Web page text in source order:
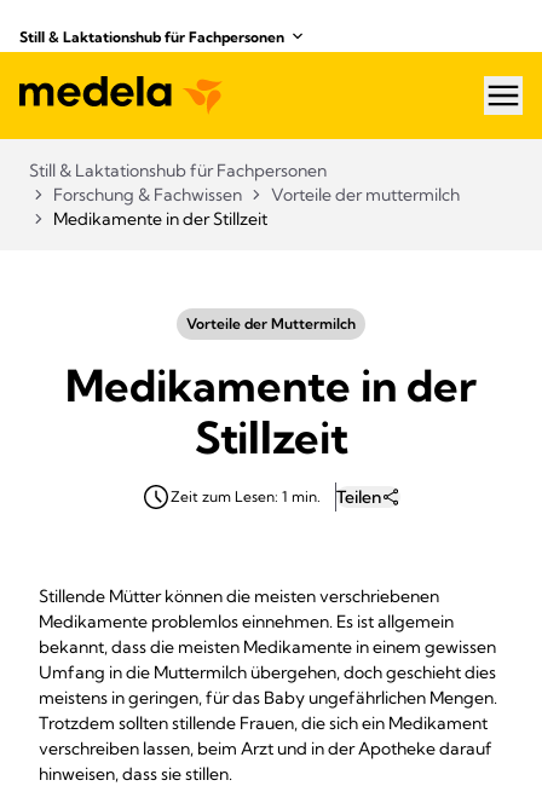
Still & Laktationshub für Fachpersonen
Still & Laktationshub für Fachpersonen
Forschung & Fachwissen
Vorteile der muttermilch
Medikamente in der Stillzeit
Vorteile der Muttermilch
Medikamente in der
Stillzeit
Zeit zum Lesen: 1 min. Teilen
Stillende Mütter können die meisten verschriebenen
Medikamente problemlos einnehmen. Es ist allgemein
bekannt, dass die meisten Medikamente in einem gewissen
Umfang in die Muttermilch übergehen, doch geschieht dies
meistens in geringen, für das Baby ungefährlichen Mengen.
Trotzdem sollten stillende Frauen, die sich ein Medikament
verschreiben lassen, beim Arzt und in der Apotheke darauf
hinweisen, dass sie stillen.